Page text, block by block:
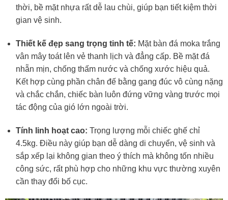
thời, bề mặt nhựa rất dễ lau chùi, giúp bạn tiết kiệm thời
gian vệ sinh.
Thiết kế đẹp sang trọng tinh tế: Mặt bàn đá moka trắng
vân mây toát lên vẻ thanh lịch và đẳng cấp. Bề mặt đá
nhẵn mịn, chống thấm nước và chống xước hiệu quả.
Kết hợp cùng phần chân đế bằng gang đúc vô cùng nặng
và chắc chắn, chiếc bàn luôn đứng vững vàng trước mọi
tác động của gió lớn ngoài trời.
Tính linh hoạt cao: Trọng lượng mỗi chiếc ghế chỉ
4.5kg. Điều này giúp bạn dễ dàng di chuyển, vệ sinh và
sắp xếp lại không gian theo ý thích mà không tốn nhiều
công sức, rất phù hợp cho những khu vực thường xuyên
cần thay đổi bố cục.